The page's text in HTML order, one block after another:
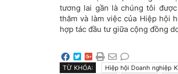
tương lai gần là chúng tôi
thăm và làm việc của Hiệp hội
hợp tác đầu tư giữa cộng đồng
TỪ KHÓA: Hiệp hội Doanh nghiệp